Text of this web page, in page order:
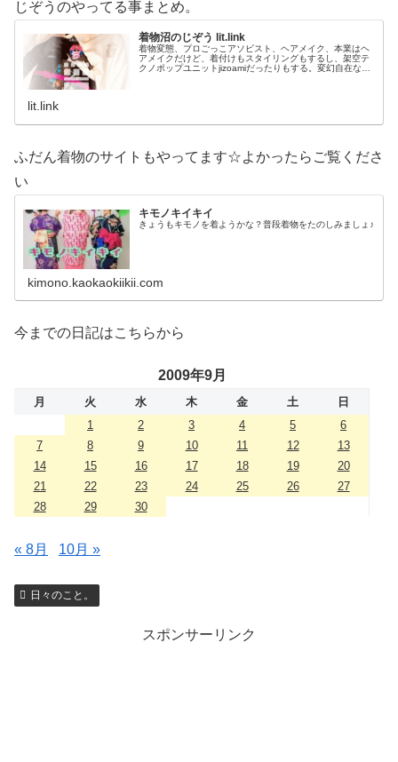
じぞうのやってる事まとめ。
着物沼のじぞう lit.link
着物変態、プロごっこアソビスト、ヘアメイク、本業はヘ
アメイクだけど、着付けもスタイリングもするし、架空テ
クノポップユニットjizoamiだったりもする。変幻自在なた
lit.link
ふだん着物のサイトもやってます☆よかったらご覧くださ
い
キモノキイキイ
きょうもキモノを着ようかな？普段着物をたのしみましょ♪
kimono.kaokaokiikii.com
今までの日記はこちらから
2009年9月
月 火 水 木 金 土
日
1
2 3 4 5
6
7
8 9 10 11 12
13
14
15 16 17 18 19
20
21
22 23 24 25 26
27
28
29 30
« 8月 10月 »
日々のこと。
スポンサーリンク